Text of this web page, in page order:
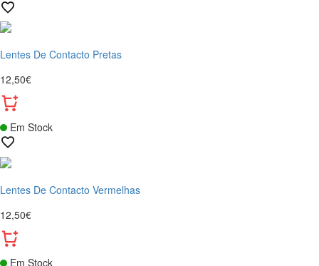
Lentes De Contacto Pretas
12,50€
Em Stock
Lentes De Contacto Vermelhas
12,50€
Em Stock